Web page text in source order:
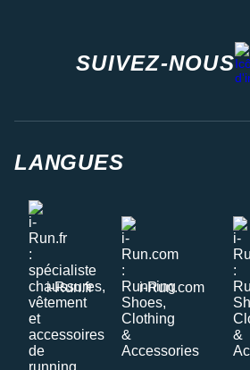
SUIVEZ-NOUS
LANGUES
i-Run.fr i-Run.com